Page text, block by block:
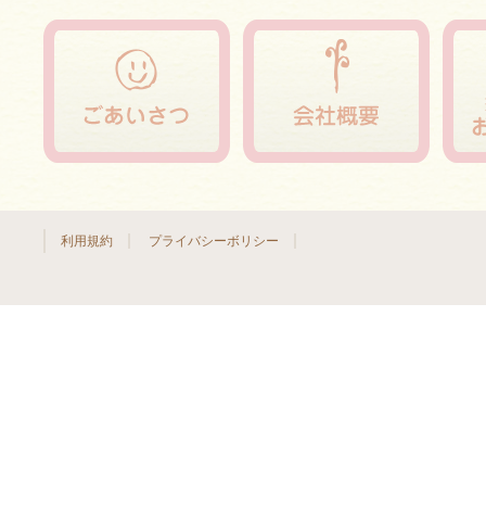
利用規約 プライバシーボリシー